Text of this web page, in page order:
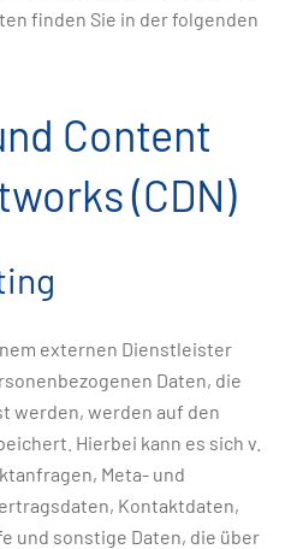
finden Sie in der folgenden
Content
(CDN)
externen Dienstleister
Daten, die
werden, werden auf den
Hierbei kann es sich v.
Meta- und
Kontaktdaten,
und sonstige Daten, die über